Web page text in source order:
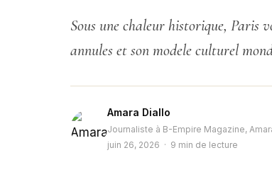
Sous une chaleur historique, Paris
annules et son modele culturel
Amara Diallo
Journaliste à B-Empire Magazine,
juin 26, 2026 · 9 min de lecture